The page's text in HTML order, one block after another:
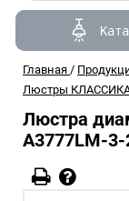
Главная /
Люстры
Люстра
A3777LM-3-